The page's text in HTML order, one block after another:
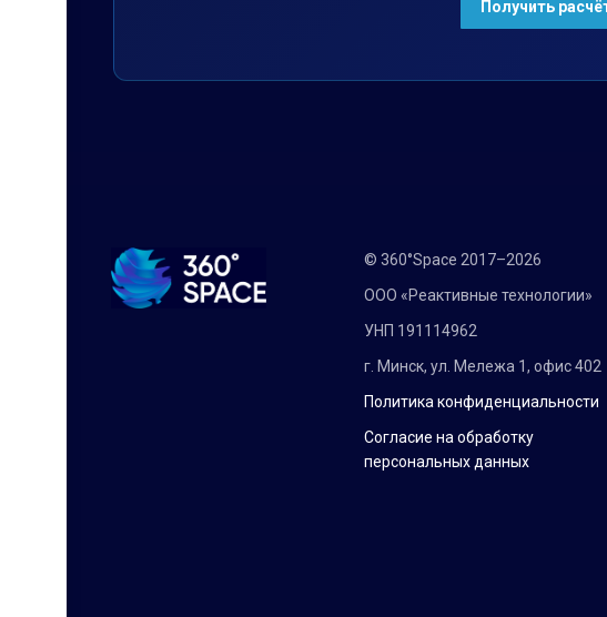
© 360°Space 2017–2026
ООО «Реактивные технологии»
УНП 191114962
г. Минск, ул. Мележа 1, офис 402
Политика конфиденциальности
Согласие на обработку
персональных данных